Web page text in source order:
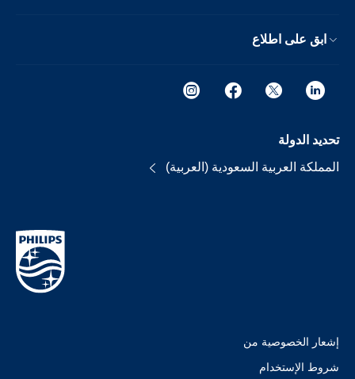
ابق على اطلاع
تحديد الدولة
المملكة العربية السعودية (العربية)
إشعار الخصوصية من
شروط الإستخدام